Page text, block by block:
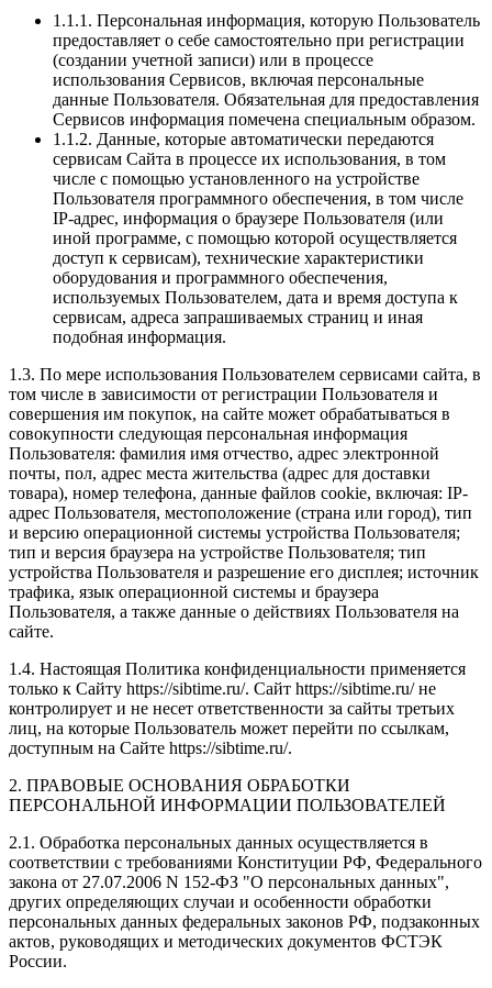
1.1.1. Персональная информация, которую Пользователь
предоставляет о себе самостоятельно при регистрации
(создании учетной записи) или в процессе
использования Сервисов, включая персональные
данные Пользователя. Обязательная для предоставления
Сервисов информация помечена специальным образом.
1.1.2. Данные, которые автоматически передаются
сервисам Сайта в процессе их использования, в том
числе с помощью установленного на устройстве
Пользователя программного обеспечения, в том числе
IP-адрес, информация о браузере Пользователя (или
иной программе, с помощью которой осуществляется
доступ к сервисам), технические характеристики
оборудования и программного обеспечения,
используемых Пользователем, дата и время доступа к
сервисам, адреса запрашиваемых страниц и иная
подобная информация.
1.3. По мере использования Пользователем сервисами сайта, в
том числе в зависимости от регистрации Пользователя и
совершения им покупок, на сайте может обрабатываться в
совокупности следующая персональная информация
Пользователя: фамилия имя отчество, адрес электронной
почты, пол, адрес места жительства (адрес для доставки
товара), номер телефона, данные файлов cookie, включая: IP-
адрес Пользователя, местоположение (страна или город), тип
и версию операционной системы устройства Пользователя;
тип и версия браузера на устройстве Пользователя; тип
устройства Пользователя и разрешение его дисплея; источник
трафика, язык операционной системы и браузера
Пользователя, а также данные о действиях Пользователя на
сайте.
1.4. Настоящая Политика конфиденциальности применяется
только к Сайту https://sibtime.ru/. Сайт https://sibtime.ru/ не
контролирует и не несет ответственности за сайты третьих
лиц, на которые Пользователь может перейти по ссылкам,
доступным на Сайте https://sibtime.ru/.
2. ПРАВОВЫЕ ОСНОВАНИЯ ОБРАБОТКИ
ПЕРСОНАЛЬНОЙ ИНФОРМАЦИИ ПОЛЬЗОВАТЕЛЕЙ
2.1. Обработка персональных данных осуществляется в
соответствии с требованиями Конституции РФ, Федерального
закона от 27.07.2006 N 152-ФЗ "О персональных данных",
других определяющих случаи и особенности обработки
персональных данных федеральных законов РФ, подзаконных
актов, руководящих и методических документов ФСТЭК
России.